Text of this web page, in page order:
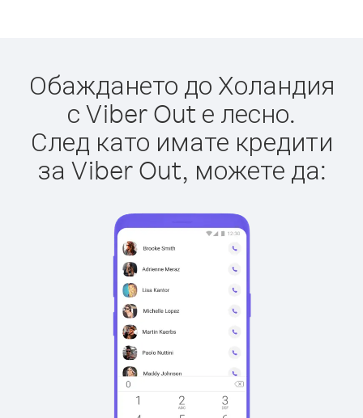
Обаждането до Холандия
с Viber Out е лесно.
След като имате кредити
за Viber Out, можете да: